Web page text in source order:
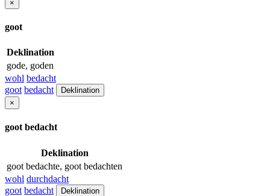
×
goot
Deklination
gode, goden
wohl bedacht
goot bedacht
Deklination
×
goot bedacht
Deklination
goot bedachte, goot bedachten
wohl durchdacht
goot bedacht
Deklination